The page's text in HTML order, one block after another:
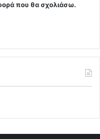
που θα σχολιάσω.